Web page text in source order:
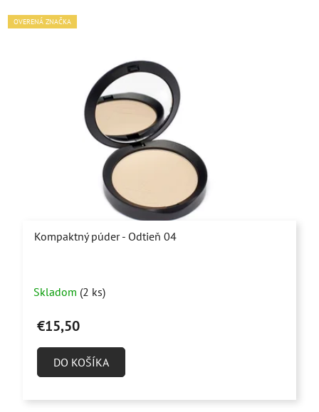
OVERENÁ ZNAČKA
Kompaktný púder - Odtieň 04
Skladom (2 ks)
€15,50
DO KOŠÍKA